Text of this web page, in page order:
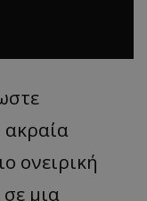
ονειρική
μια